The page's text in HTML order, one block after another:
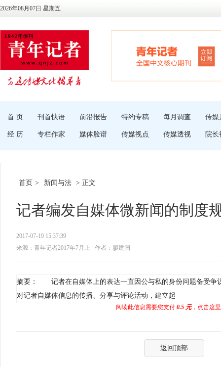
2026年08月07日 星期五
首 页 刊首快语 前沿报告 特约专稿 每月调查 传媒
经 历 专栏作家 媒体脸谱 传媒视点 传媒透视 院长
首页 > 新闻与法 > 正文
记者编发自媒体微新闻的制度
2017-07-19 15:37:39
来源：青年记者2017年7月上
作者：廖建国
摘要： 记者在自媒体上的表达一直因公与私的身份问题备受争
对记者自媒体信息的传播、分享与评论活动，建立起
阅读此信息需要您支付 0.5 元，点击这
返回顶部